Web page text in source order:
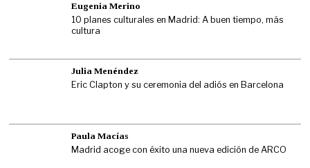
Eugenia Merino
10 planes culturales en Madrid: A buen tiempo, más
cultura
Julia Menéndez
Eric Clapton y su ceremonia del adiós en Barcelona
Paula Macías
Madrid acoge con éxito una nueva edición de ARCO